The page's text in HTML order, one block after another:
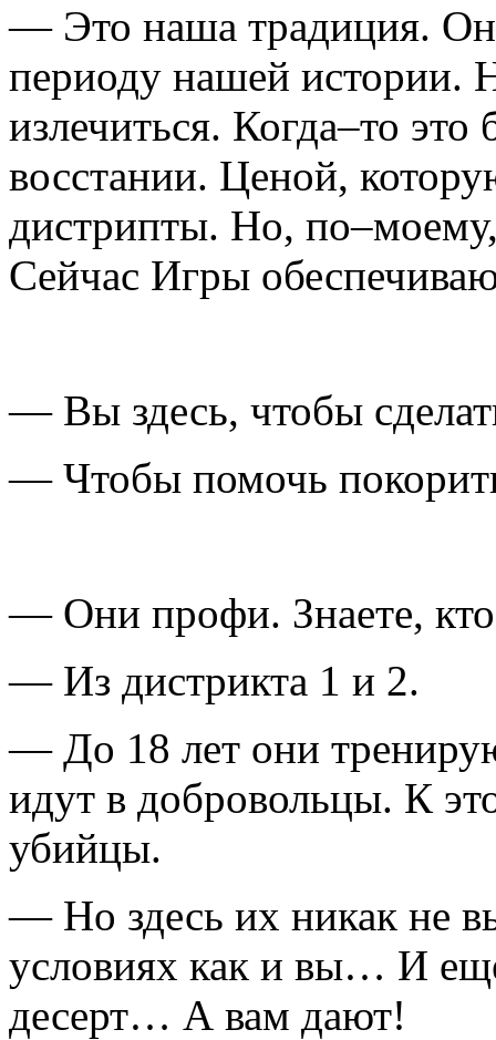
— Это наша традиция.
периоду нашей истории.
излечиться. Когда–то
восстании. Ценой,
дистрипты. Но,
Сейчас Игры
— Вы здесь, чтобы
— Чтобы помочь
— Они профи. Знаете, кто
— Из дистрикта 1 и 2.
— До 18 лет они
идут в добровольцы. К
убийцы.
— Но здесь их никак не
условиях как и вы… И
десерт… А вам дают!